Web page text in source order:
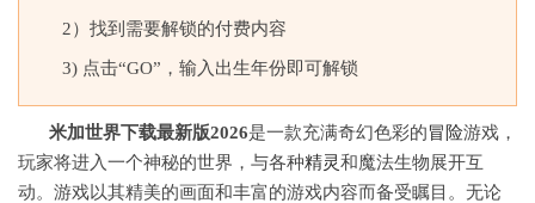
2）找到需要解锁的付费内容
3) 点击“GO”，输入出生年份即可解锁
米加世界下载最新版2026是一款充满奇幻色彩的冒险游戏，
玩家将进入一个神秘的世界，与各种精灵和魔法生物展开互
动。游戏以其精美的画面和丰富的游戏内容而备受瞩目。无论